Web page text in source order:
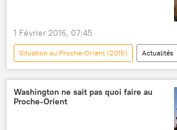
1 Février 2016, 07:45
Situation au Proche-Orient (2015)
Actualités
International
Dialogue de paix palestino-israélien
États-Unis
Laurent
Washington ne sait pas quoi faire au
Proche-Orient